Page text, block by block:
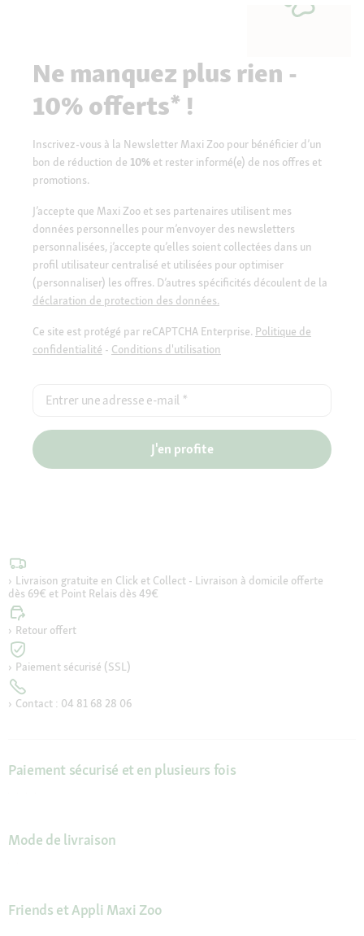
Ne manquez plus rien -
10% offerts* !
Inscrivez-vous à la Newsletter Maxi Zoo pour bénéficier d’un
bon de réduction de 10% et rester informé(e) de nos offres et
promotions.
J’accepte que Maxi Zoo et ses partenaires utilisent mes
données personnelles pour m’envoyer des newsletters
personnalisées, j’accepte qu’elles soient collectées dans un
profil utilisateur centralisé et utilisées pour optimiser
(personnaliser) les offres. D’autres spécificités découlent de la
déclaration de protection des données.
Ce site est protégé par reCAPTCHA Enterprise. Politique de
confidentialité - Conditions d'utilisation
Entrer une adresse e-mail *
J'en profite
Livraison gratuite en Click et Collect - Livraison à domicile offerte
dès 69€ et Point Relais dès 49€
Retour offert
Paiement sécurisé (SSL)
Contact : 04 81 68 28 06
Paiement sécurisé et en plusieurs fois
Mode de livraison
Friends et Appli Maxi Zoo